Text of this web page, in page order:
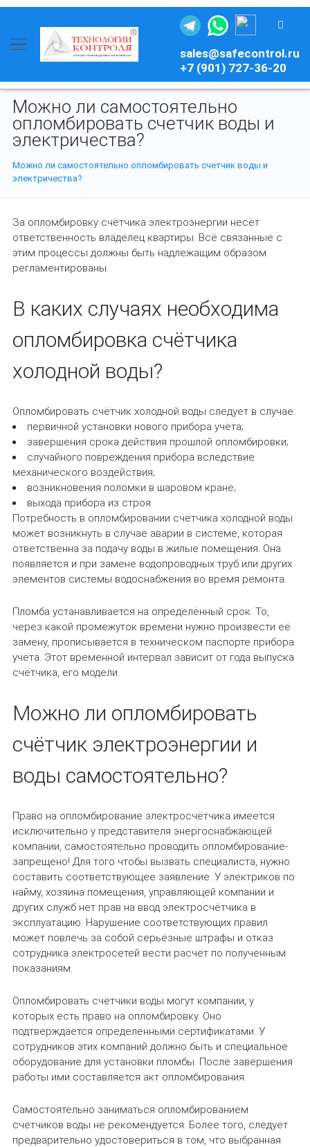
sales@safecontrol.ru
+7 (901) 727-36-20
Можно ли самостоятельно
опломбировать счетчик воды и
электричества?
Можно ли самостоятельно опломбировать счетчик воды и
электричества?
За опломбировку счётчика электроэнергии несёт
ответственность владелец квартиры. Всё связанные с
этим процессы должны быть надлежащим образом
регламентированы.
В каких случаях необходима
опломбировка счётчика
холодной воды?
Опломбировать счётчик холодной воды следует в случае:
первичной установки нового прибора учёта;
завершения срока действия прошлой опломбировки;
случайного повреждения прибора вследствие
механического воздействия;
возникновения поломки в шаровом кране;
выхода прибора из строя.
Потребность в опломбировании счётчика холодной воды
может возникнуть в случае аварии в системе, которая
ответственна за подачу воды в жилые помещения. Она
появляется и при замене водопроводных труб или других
элементов системы водоснабжения во время ремонта.
Пломба устанавливается на определённый срок. То,
через какой промежуток времени нужно произвести её
замену, прописывается в техническом паспорте прибора
учёта. Этот временной интервал зависит от года выпуска
счётчика, его модели.
Можно ли опломбировать
счётчик электроэнергии и
воды самостоятельно?
Право на опломбирование электросчётчика имеется
исключительно у представителя энергоснабжающей
компании, самостоятельно проводить опломбирование-
запрещено! Для того чтобы вызвать специалиста, нужно
составить соответствующее заявление. У электриков по
найму, хозяина помещения, управляющей компании и
других служб нет прав на ввод электросчётчика в
эксплуатацию. Нарушение соответствующих правил
может повлечь за собой серьёзные штрафы и отказ
сотрудника электросетей вести расчёт по полученным
показаниям.
Опломбировать счётчики воды могут компании, у
которых есть право на опломбировку. Оно
подтверждается определёнными сертификатами. У
сотрудников этих компаний должно быть и специальное
оборудование для установки пломбы. После завершения
работы ими составляется акт опломбирования.
Самостоятельно заниматься опломбированием
счётчиков воды не рекомендуется. Более того, следует
предварительно удостовериться в том, что выбранная